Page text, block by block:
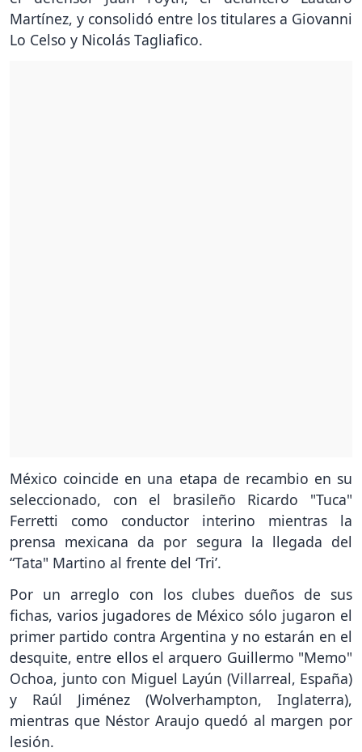
Martínez, y consolidó entre los titulares a Giovanni
Lo Celso y Nicolás Tagliafico.
México coincide en una etapa de recambio en su
seleccionado, con el brasileño Ricardo "Tuca"
Ferretti como conductor interino mientras la
prensa mexicana da por segura la llegada del
“Tata" Martino al frente del ‘Tri’.
Por un arreglo con los clubes dueños de sus
fichas, varios jugadores de México sólo jugaron el
primer partido contra Argentina y no estarán en el
desquite, entre ellos el arquero Guillermo "Memo"
Ochoa, junto con Miguel Layún (Villarreal, España)
y Raúl Jiménez (Wolverhampton, Inglaterra),
mientras que Néstor Araujo quedó al margen por
lesión.